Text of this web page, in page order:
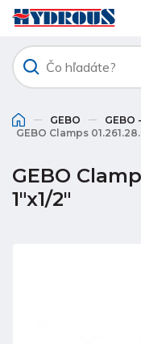
GEBO
GEBO
GEBO Clamps
GEBO
1"x1/2"